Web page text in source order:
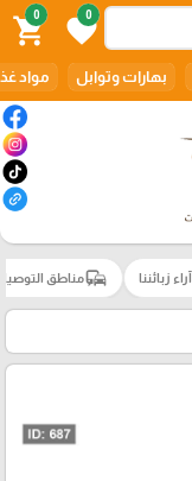
0
favorite
0
shopping_cart
بهارات وتوابل مواد
آراء زبائننا commuteمناطق